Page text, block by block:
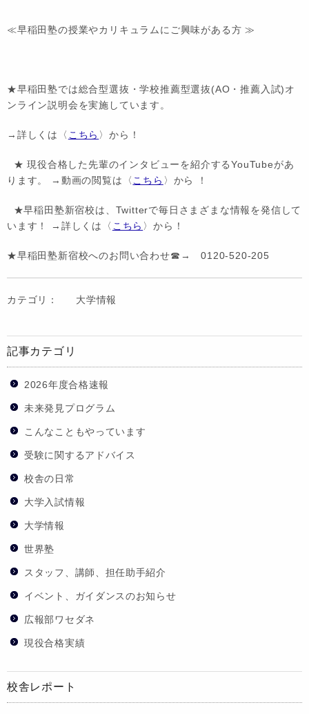
≪早稲田塾の授業やカリキュラムにご興味がある方 ≫
★早稲田塾では総合型選抜・学校推薦型選抜(AO・推薦入試)オ
ンライン説明会を実施しています。
→詳しくは〈 こちら 〉から！
★ 現役合格した先輩のインタビューを紹介するYouTubeがあ
ります。 →動画の閲覧は〈こちら 〉から ！
★早稲田塾新宿校は、Twitterで毎日さまざまな情報を発信して
います！ →詳しくは〈 こちら 〉から！
★早稲田塾新宿校へのお問い合わせ☎→ 0120-520-205
カテゴリ： 大学情報
記事カテゴリ
2026年度合格速報
未来発見プログラム
こんなこともやっています
受験に関するアドバイス
校舎の日常
大学入試情報
大学情報
世界塾
スタッフ、講師、担任助手紹介
イベント、ガイダンスのお知らせ
広報部ワセダネ
現役合格実績
校舎レポート